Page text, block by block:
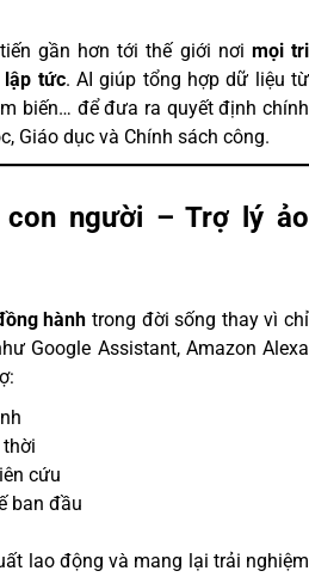
gần hơn tới thế giới nơi mọi tri
lập tức. AI giúp tổng hợp dữ liệu từ
biến… để đưa ra quyết định chính
Giáo dục và Chính sách công.
người – Trợ lý ảo
hành trong đời sống thay vì chỉ
Google Assistant, Amazon Alexa
cứu
ban đầu
lao động và mang lại trải nghiệm